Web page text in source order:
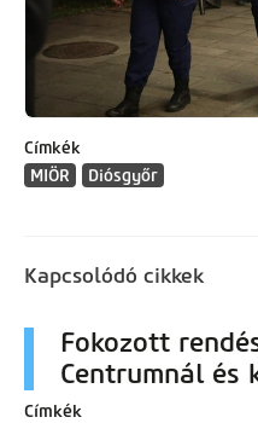
Címkék
MIÖR
Diósgyőr
Kapcsolódó cikkek
Fokozott
Centrumnál és
Címkék